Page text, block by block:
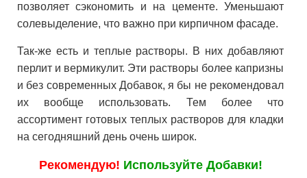
позволяет сэкономить и на цементе. Уменьшают
солевыделение, что важно при кирпичном фасаде.
Так-же есть и теплые растворы. В них добавляют
перлит и вермикулит. Эти растворы более капризны
и без современных Добавок, я бы не рекомендовал
их вообще использовать. Тем более что
ассортимент готовых теплых растворов для кладки
на сегодняшний день очень широк.
Рекомендую! Используйте Добавки!